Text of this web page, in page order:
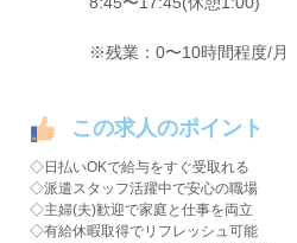
※残業：0〜10時間程度/月
この求人のポイント
◇日払いOKで給与をすぐ受取れる
◇派遣スタッフ活躍中で安心の職場
◇主婦(夫)歓迎で家庭と仕事を両立
◇有給休暇取得でリフレッシュ可能